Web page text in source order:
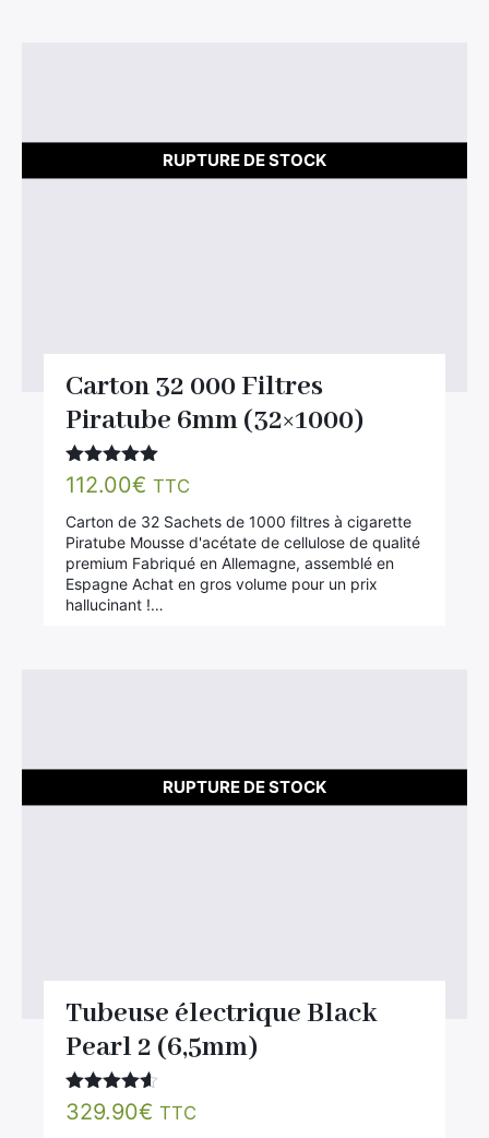
RUPTURE DE STOCK
Carton 32 000 Filtres
Piratube 6mm (32×1000)
Note5.00
sur 5
112.00€ TTC
Carton de 32 Sachets de 1000 filtres à cigarette
Piratube Mousse d'acétate de cellulose de qualité
premium Fabriqué en Allemagne, assemblé en
Espagne Achat en gros volume pour un prix
hallucinant !…
RUPTURE DE STOCK
Tubeuse électrique Black
Pearl 2 (6,5mm)
Note 4.50
sur 5
329.90€ TTC